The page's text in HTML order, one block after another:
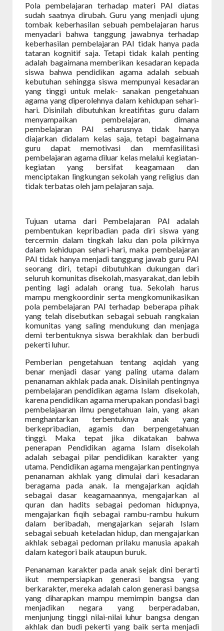
Pola pembelajaran terhadap materi PAI diatas
sudah saatnya dirubah. Guru yang menjadi ujung
tombak keberhasilan sebuah pembelajaran harus
menyadari bahwa tanggung jawabnya terhadap
keberhasilan pembelajaran PAI tidak hanya pada
tataran kognitif saja. Tetapi tidak kalah penting
adalah bagaimana memberikan kesadaran kepada
siswa bahwa pendidikan agama adalah sebuah
kebutuhan sehingga siswa mempunyai kesadaran
yang tinggi untuk melak- sanakan pengetahuan
agama yang diperolehnya dalam kehidupan sehari-
hari. Disinilah dibutuhkan kreatifitas guru dalam
menyampaikan pembelajaran, dimana
pembelajaran PAI seharusnya tidak hanya
diajarkan didalam kelas saja, tetapi bagaimana
guru dapat memotivasi dan memfasilitasi
pembelajaran agama diluar kelas melalui kegiatan-
kegiatan yang bersifat keagamaan dan
menciptakan lingkungan sekolah yang religius dan
tidak terbatas oleh jam pelajaran saja.
Tujuan utama dari Pembelajaran PAI adalah
pembentukan kepribadian pada diri siswa yang
tercermin dalam tingkah laku dan pola pikirnya
dalam kehidupan sehari-hari, maka pembelajaran
PAI tidak hanya menjadi tanggung jawab guru PAI
seorang diri, tetapi dibutuhkan dukungan dari
seluruh komunitas disekolah, masyarakat, dan lebih
penting lagi adalah orang tua. Sekolah harus
mampu mengkoordinir serta mengkomunikasikan
pola pembelajaran PAI terhadap beberapa pihak
yang telah disebutkan sebagai sebuah rangkaian
komunitas yang saling mendukung dan menjaga
demi terbentuknya siswa berakhlak dan berbudi
pekerti luhur.
Pemberian pengetahuan tentang aqidah yang
benar menjadi dasar yang paling utama dalam
penanaman akhlak pada anak. Disinilah pentingnya
pembelajaran pendidikan agama Islam disekolah,
karena pendidikan agama merupakan pondasi bagi
pembelajaaran ilmu pengetahuan lain, yang akan
menghantarkan terbentuknya anak yang
berkepribadian, agamis dan berpengetahuan
tinggi. Maka tepat jika dikatakan bahwa
penerapan Pendidikan agama Islam disekolah
adalah sebagai pilar pendidikan karakter yang
utama. Pendidikan agama mengajarkan pentingnya
penanaman akhlak yang dimulai dari kesadaran
beragama pada anak. Ia mengajarkan aqidah
sebagai dasar keagamaannya, mengajarkan al
quran dan hadits sebagai pedoman hidupnya,
mengajarkan fiqih sebagai rambu-rambu hukum
dalam beribadah, mengajarkan sejarah Islam
sebagai sebuah keteladan hidup, dan mengajarkan
akhlak sebagai pedoman prilaku manusia apakah
dalam kategori baik ataupun buruk.
Penanaman karakter pada anak sejak dini berarti
ikut mempersiapkan generasi bangsa yang
berkarakter, mereka adalah calon generasi bangsa
yang diharapkan mampu memimpin bangsa dan
menjadikan negara yang berperadaban,
menjunjung tinggi nilai-nilai luhur bangsa dengan
akhlak dan budi pekerti yang baik serta menjadi